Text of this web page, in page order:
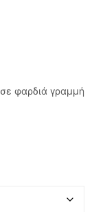
φαρδιά γραμμή